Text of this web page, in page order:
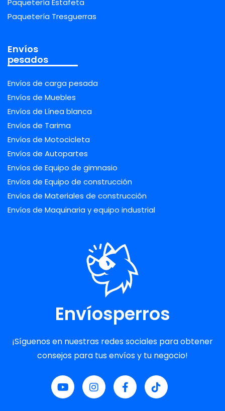
Paquetería Estafeta
Paquetería Tresguerras
Envíos
pesados
Envíos de carga pesada
Envíos de Muebles
Envíos de Línea blanca
Envíos de Tarima
Envíos de Motocicleta
Envíos de Autopartes
Envíos de Equipo de gimnasio
Envíos de Equipo de construcción
Envíos de Materiales de construcción
Envíos de Maquinaria y equipo industrial
Envíosperros
¡Síguenos en nuestras redes sociales para obtener
consejos para tus envíos y tu negocio!